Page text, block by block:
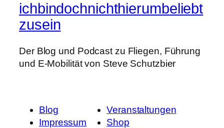
ichbindochnichthierumbeliebt
zusein
Der Blog und Podcast zu Fliegen, Führung
und E-Mobilität von Steve Schutzbier
Blog
Impressum
Veranstaltungen
Shop